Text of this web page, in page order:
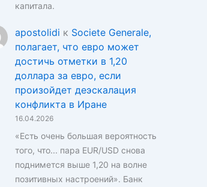
капитала.
apostolidi к Societe Generale,
полагает, что евро может
достичь отметки в 1,20
доллара за евро, если
произойдет деэскалация
конфликта в Иране
16.04.2026
«Есть очень большая вероятность
того, что... пара EUR/USD снова
поднимется выше 1,20 на волне
позитивных настроений». Банк